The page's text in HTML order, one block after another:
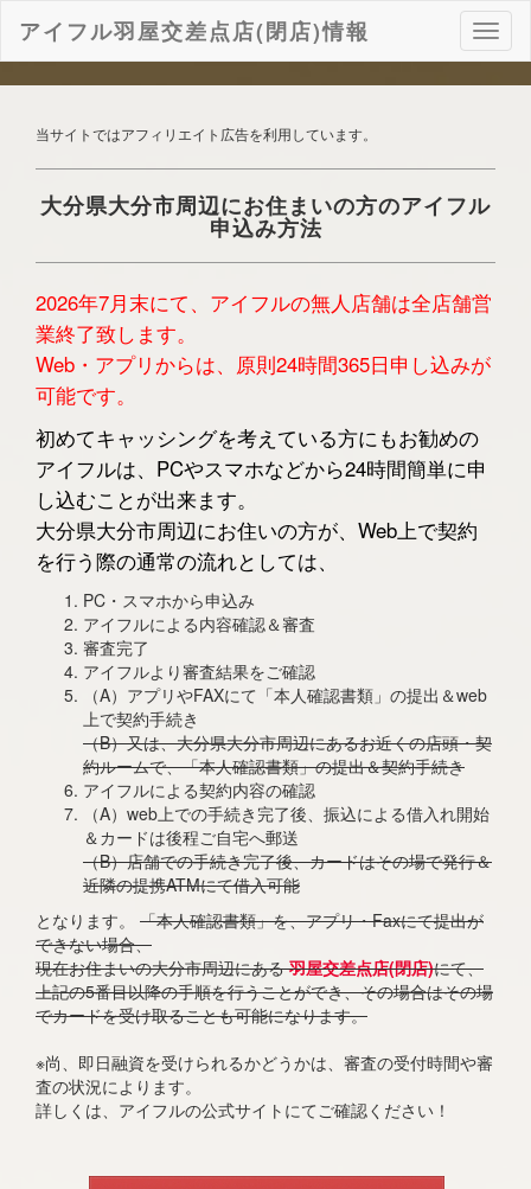
ナ
ビ
ゲ
ン
アイフル羽屋交差点店(閉店)情報
当サイトではアフィリエイト広告を利用しています。
大分県大分市周辺にお住まいの方のアイフル
申込み方法
2026年7月末にて、アイフルの無人店舗は全店舗営
業終了致します。
Web・アプリからは、原則24時間365日申し込みが
可能です。
初めてキャッシングを考えている方にもお勧めの
アイフルは、PCやスマホなどから24時間簡単に申
し込むことが出来ます。
大分県大分市周辺にお住いの方が、Web上で契約
を行う際の通常の流れとしては、
PC・スマホから申込み
アイフルによる内容確認＆審査
審査完了
アイフルより審査結果をご確認
（A）アプリやFAXにて「本人確認書類」の提出＆web
上で契約手続き
（B）又は、大分県大分市周辺にあるお近くの店頭・契
約ルームで、「本人確認書類」の提出＆契約手続き
アイフルによる契約内容の確認
（A）web上での手続き完了後、振込による借入れ開始
＆カードは後程ご自宅へ郵送
（B）店舗での手続き完了後、カードはその場で発行＆
近隣の提携ATMにて借入可能
となります。 「本人確認書類」を、アプリ・Faxにて提出が
できない場合、
現在お住まいの大分市周辺にある羽屋交差点店(閉店)にて、
上記の5番目以降の手順を行うことができ、その場合はその場
でカードを受け取ることも可能になります。
※尚、即日融資を受けられるかどうかは、審査の受付時間や審
査の状況によります。
詳しくは、アイフルの公式サイトにてご確認ください！